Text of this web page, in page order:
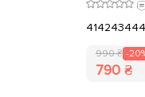
41424344
990 ₴ -
790 ₴